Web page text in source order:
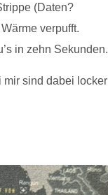
(Daten?
verpufft.
in zehn Sekunden.
mir sind dabei locker